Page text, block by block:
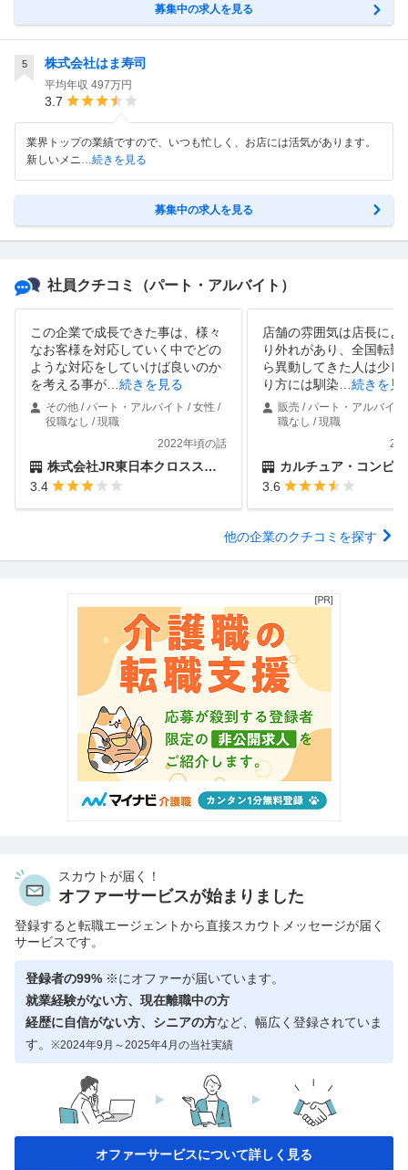
募集中の求人を見る
5 株式会社はま寿司
平均年収 497万円
3.7
業界トップの業績ですので、いつも忙しく、お店には活気があります。
新しいメニ
…続きを見る
募集中の求人を見る
社員クチコミ （パート・アルバイト）
この企業で成長できた事は、様々
なお客様を対応していく中でどの
ような対応をしていけば良いのか
を考える事が
続きを見る
その他 / パート・アルバイト / 女性 /
役職なし / 現職
2022年頃の話
株式会社JR東日本クロスステーション
3.4
店舗の雰囲気は店長によ
り外れがあり、全国転勤
ら異動してきた人は少し
り方には馴染
続きを見
販売 / パート・アルバイ
職なし / 現職
カルチュア・コンビニエンス・ク
3.6
他の企業のクチコミを探す
スカウトが届く！
オファーサービスが始まりました
登録すると転職エージェントから直接スカウトメッセージが届く
サービスです。
登録者の99% ※にオファーが届いています。
就業経験がない方、現在離職中の方
経歴に自信がない方、シニアの方など、幅広く登録されていま
す。 ※2024年9月～2025年4月の当社実績
オファーサービスについて詳しく見る